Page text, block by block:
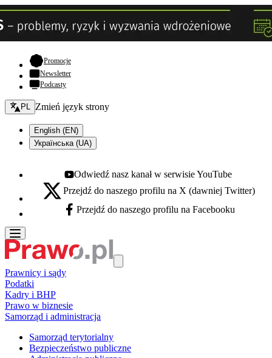
Promocje- otwiera się w nowej karcie
Newsletter
Podcasty
Zmień język - bieżący:
PL Zmień język strony
English (EN)
Українська (UA)
Youtube - otwiera się w nowej karcie
Odwiedź nasz kanał w serwisie YouTube
X - otwiera się w nowej karcie
Przejdź do naszego profilu na X (dawniej Twitter)
Facebook - otwiera się w nowej karcie
Przejdź do naszego profilu na Facebooku
Prawnicy i sądy
Podatki
Kadry i BHP
Prawo w biznesie
Samorząd i administracja
Samorząd terytorialny
Bezpieczeństwo publiczne